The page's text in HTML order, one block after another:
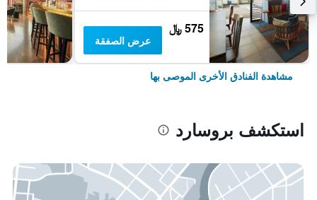
575 ﷼
عرض الصفقة
مشاهدة الفنادق الأخرى الموصى بها
استكشف بروسارد